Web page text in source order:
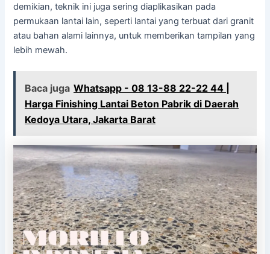
demikian, teknik ini juga sering diaplikasikan pada
permukaan lantai lain, seperti lantai yang terbuat dari granit
atau bahan alami lainnya, untuk memberikan tampilan yang
lebih mewah.
Baca juga Whatsapp - 08 13-88 22-22 44 |
Harga Finishing Lantai Beton Pabrik di Daerah
Kedoya Utara, Jakarta Barat